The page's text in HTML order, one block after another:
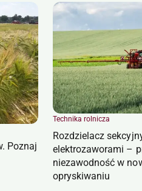
Poznaj
Technika rolnicza
Rozdzielacz
elektrozaworami –
niezawodność w
opryskiwaniu